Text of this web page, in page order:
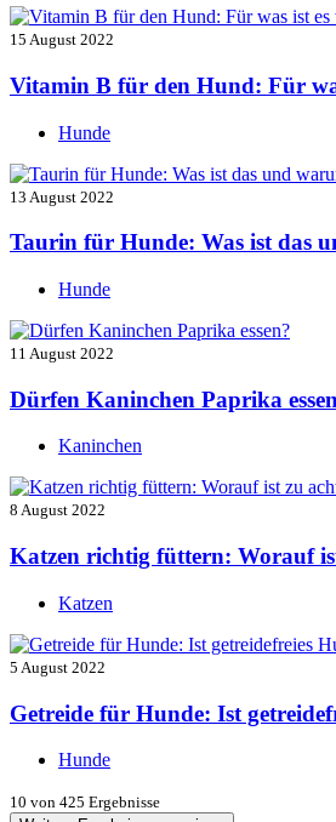
15 August 2022
Vitamin B für den Hund: Für
Hunde
13 August 2022
Taurin für Hunde: Was ist das
Hunde
11 August 2022
Dürfen Kaninchen Paprika
Kaninchen
8 August 2022
Katzen richtig füttern: Worauf
Katzen
5 August 2022
Getreide für Hunde: Ist
Hunde
10 von 425 Ergebnisse